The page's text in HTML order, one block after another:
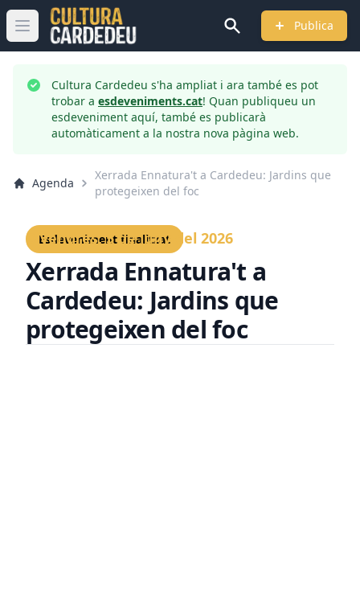
Obrir menú principal Publica
Cultura Cardedeu s'ha ampliat i ara també es pot
trobar a esdeveniments.cat! Quan publiqueu un
esdeveniment aquí, també es publicarà
automàticament a la nostra nova pàgina web.
Agenda
Xerrada Ennatura't a Cardedeu: Jardins que
protegeixen del foc
Esdeveniment finalitzat
Divendres, 5 de juny del 2026
Xerrada Ennatura't a
Cardedeu: Jardins que
protegeixen del foc